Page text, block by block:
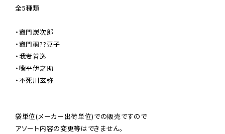
全5種類
・竈門炭次郎
・竈門禰??豆子
・我妻善逸
・嘴平伊之助
・不死川玄弥
袋単位(メーカー出荷単位)での販売ですので
アソート内容の変更等はできません。